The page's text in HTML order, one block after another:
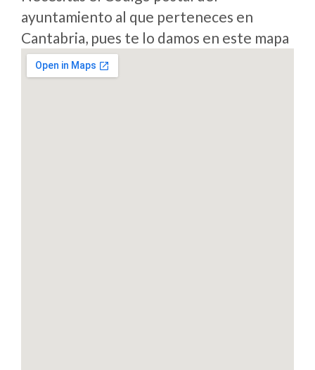
ayuntamiento al que perteneces en
Cantabria, pues te lo damos en este mapa